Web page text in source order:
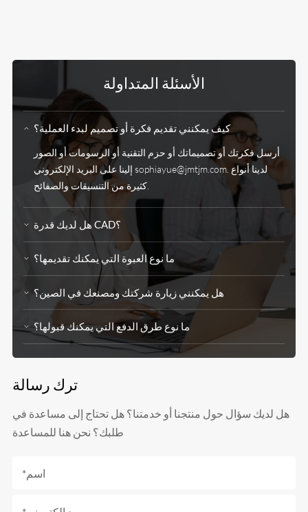
الأسئلة المتداولة
كيف يمكنني تقديم فكرة أو تصميم لبدء العملية؟
أرسل فكرتك أو تصميماتك أو حزم التقنية أو الرسومات أو الصور
إلينا على البريد الإلكتروني sophiayue@jmtjm.com. لدينا أنواع
هل لديك قدرة CAD؟
ما نوع العبوة التي يمكنك تقديمها؟
هل يمكنني زيارة شركتك ومصنعك في الصين؟
ما نوع طرق الدفع التي يمكنك قبولها؟
ترك رسالة
هل لديك سؤال حول منتجنا أو خدمتنا؟ هل تحتاج إلى مساعدة في
طلبك؟ نحن هنا للمساعدة